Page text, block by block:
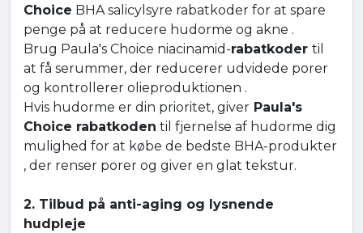
Choice BHA salicylsyre rabatkoder for at spare
penge på at reducere hudorme og akne .
Brug Paula's Choice niacinamid-rabatkoder til
at få serummer, der reducerer udvidede porer
og kontrollerer olieproduktionen .
Hvis hudorme er din prioritet, giver Paula's
Choice rabatkoden til fjernelse af hudorme dig
mulighed for at købe de bedste BHA-produkter
, der renser porer og giver en glat tekstur.
2. Tilbud på anti-aging og lysnende
hudpleje